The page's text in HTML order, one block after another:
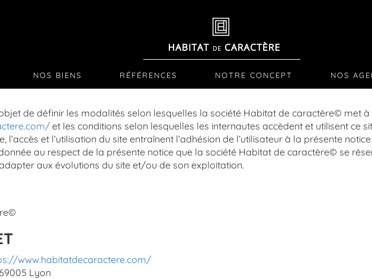
NOS BIENS RÉFÉRENCES NOTRE CONCEPT NOS
de définir les modalités selon lesquelles la société Habitat de caractère© met
et les conditions selon lesquelles les internautes accèdent et utilisent ce
l’accès et l’utilisation du site entraînent l’adhésion de l’utilisateur à la présente
au respect de la présente notice que la société Habitat de caractère© se
aux évolutions du site et/ou de son exploitation.
www.habitatdecaractere.com/
Lyon